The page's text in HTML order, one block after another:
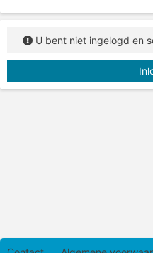
U bent niet ingelogd en